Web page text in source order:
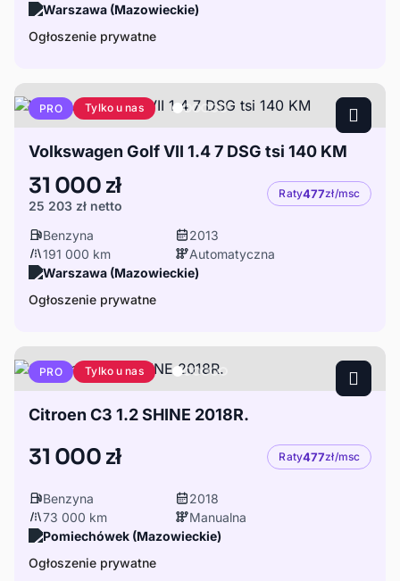
Warszawa (Mazowieckie)
Ogłoszenie prywatne
PRO Tylko u nas
Volkswagen Golf VII 1.4 7 DSG tsi 140 KM
31 000 zł
25 203 zł netto
Raty477zł/msc
Benzyna
2013
191 000 km
Automatyczna
Warszawa (Mazowieckie)
Ogłoszenie prywatne
PRO Tylko u nas
Citroen C3 1.2 SHINE 2018R.
31 000 zł Raty477zł/msc
Benzyna
2018
73 000 km
Manualna
Pomiechówek (Mazowieckie)
Ogłoszenie prywatne